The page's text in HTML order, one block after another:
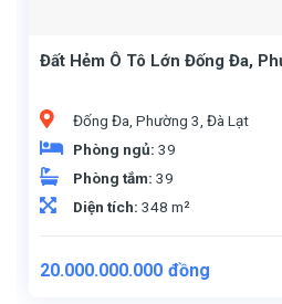
Đất Hẻm Ô Tô Lớn Đống Đa,
Đống Đa, Phường 3, Đà Lạt
Phòng ngủ: 39
Phòng tắm: 39
Diện tích: 348 m²
20.000.000.000 đồng